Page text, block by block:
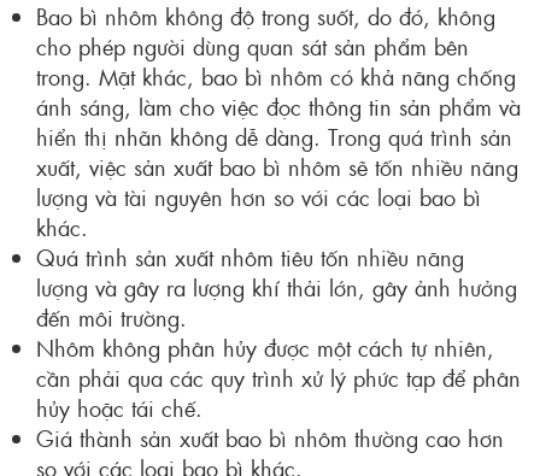
Bao bì nhôm không độ trong suốt, do đó, không
cho phép người dùng quan sát sản phẩm bên
trong. Mặt khác, bao bì nhôm có khả năng chống
ánh sáng, làm cho việc đọc thông tin sản phẩm và
hiển thị nhãn không dễ dàng. Trong quá trình sản
xuất, việc sản xuất bao bì nhôm sẽ tốn nhiều năng
lượng và tài nguyên hơn so với các loại bao bì
khác.
Quá trình sản xuất nhôm tiêu tốn nhiều năng
lượng và gây ra lượng khí thải lớn, gây ảnh hưởng
đến môi trường.
Nhôm không phân hủy được một cách tự nhiên,
cần phải qua các quy trình xử lý phức tạp để phân
hủy hoặc tái chế.
Giá thành sản xuất bao bì nhôm thường cao hơn
so với các loại bao bì khác.